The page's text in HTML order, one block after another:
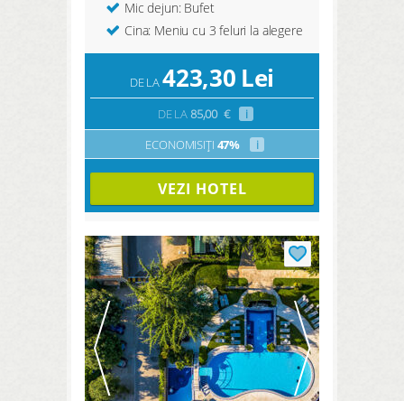
Mic dejun: Bufet
Cina: Meniu cu 3 feluri la alegere
DE LA423,30 Lei
DE LA85,00 €
i
ECONOMISIȚI 47% i
VEZI HOTEL